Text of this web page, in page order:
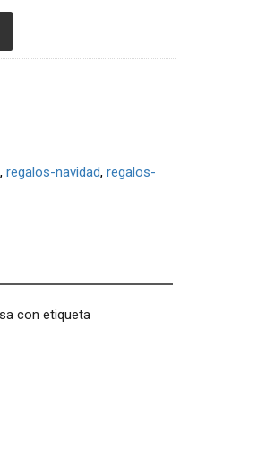
regalos-navidad regalos-
con etiqueta